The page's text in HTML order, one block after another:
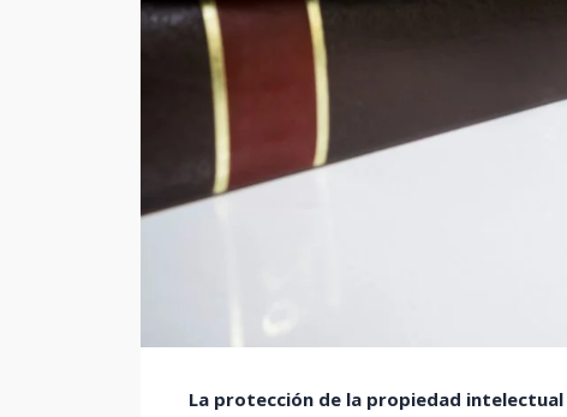
La protección de la propiedad intelectual